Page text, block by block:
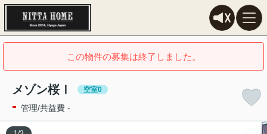
この物件の募集は終了しました。
メゾン桜Ⅰ 空室0
- 管理/共益費 -